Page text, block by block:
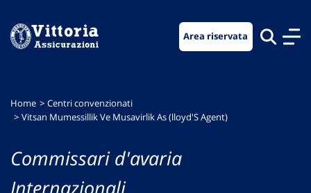
menu
contenuto
footer
Area riservata
Home
Centri convenzionati
Vitsan Mumessillik Ve Musavirlik As (lloyd'S Agent)
Commissari d'avaria
Internazionali